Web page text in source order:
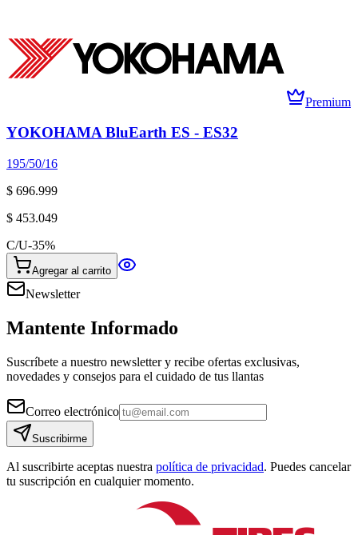
Premium
YOKOHAMA BluEarth ES - ES32
195/50/16
$ 696.999
$ 453.049
C/U-35%
Agregar al carrito
Newsletter
Mantente Informado
Suscríbete a nuestro newsletter y recibe ofertas exclusivas,
novedades y consejos para el cuidado de tus llantas
Correo electrónico
Suscribirme
Al suscribirte aceptas nuestra política de privacidad. Puedes cancelar
tu suscripción en cualquier momento.